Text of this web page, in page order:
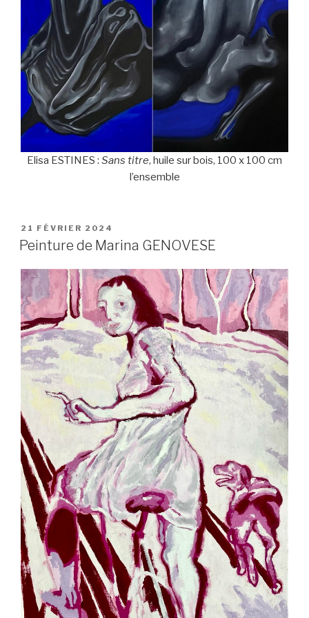
Elisa ESTINES : Sans titre, huile sur bois, 100 x 100 cm
l’ensemble
PUBLIÉ
LE
21 FÉVRIER 2024
Peinture de Marina GENOVESE